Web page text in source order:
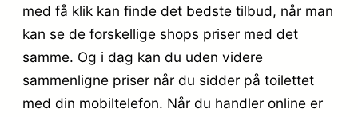
med få klik kan finde det bedste tilbud, når man
kan se de forskellige shops priser med det
samme. Og i dag kan du uden videre
sammenligne priser når du sidder på toilettet
med din mobiltelefon. Når du handler online er